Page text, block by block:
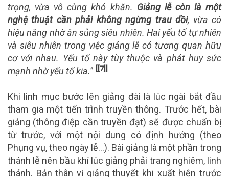
trọng, vừa vô cùng khó khăn. Giảng lễ còn là một
nghệ thuật cần phải không ngừng trau dồi, vừa có
hiệu năng nhờ ân sủng siêu nhiên. Hai yếu tố tự nhiên
và siêu nhiên trong việc giảng lễ có tương quan hữu
cơ với nhau. Yếu tố này tùy thuộc và phát huy sức
mạnh nhờ yếu tố kia.” [[7]]
Khi linh mục bước lên giảng đài là lúc ngài bắt đầu
tham gia một tiến trình truyền thông. Trước hết, bài
giảng (thông điệp cần truyền đạt) sẽ được chuẩn bị
từ trước, với một nội dung có định hướng (theo
Phụng vụ, theo ngày lễ…). Bài giảng là một phần trong
thánh lễ nên bầu khí lúc giảng phải trang nghiêm, linh
thánh. Bản thân vị giảng thuyết khi xuất hiện trước